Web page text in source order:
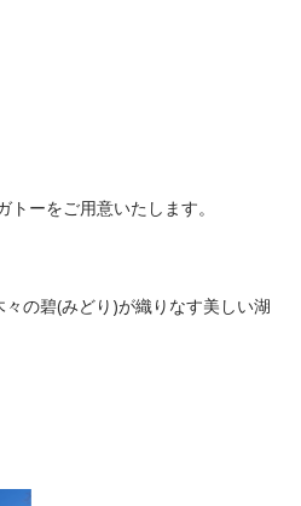
ーをご用意いたします。
の碧(みどり)が織りなす美しい湖